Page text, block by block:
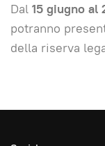
Dal 15 giugno al
potranno
della riserva